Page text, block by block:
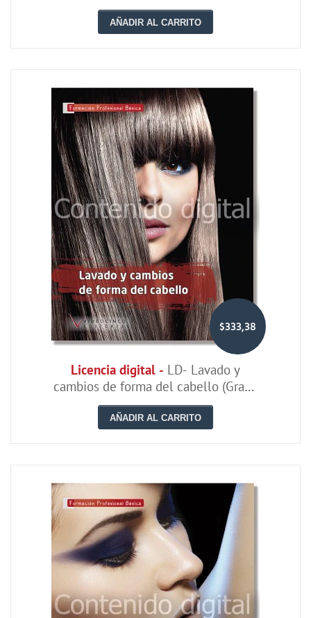
AÑADIR AL CARRITO
$333,38
Licencia digital - LD- Lavado y
cambios de forma del cabello (Grado
Básico)
AÑADIR AL CARRITO